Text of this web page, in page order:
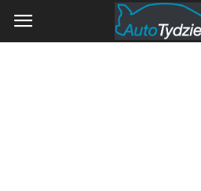
AutoTydzien.pl